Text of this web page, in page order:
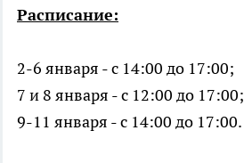
Расписание:
2-6 января - с 14:00 до 17:00;
7 и 8 января - с 12:00 до 17:00;
9-11 января - с 14:00 до 17:00.